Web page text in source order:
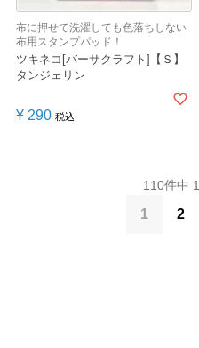
布に押せて洗濯しても色落ちしない
布用スタンプパッド！
ツキネコ[バーサクラフト]【Ｓ】
タンジェリン
¥ 290 税込
110件中 1
1 2